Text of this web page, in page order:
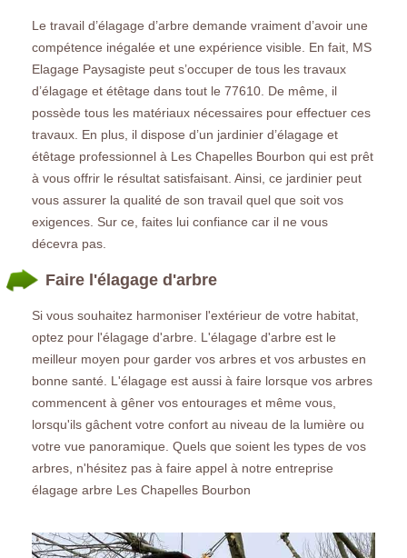
Le travail d’élagage d’arbre demande vraiment d’avoir une
compétence inégalée et une expérience visible. En fait, MS
Elagage Paysagiste peut s’occuper de tous les travaux
d’élagage et étêtage dans tout le 77610. De même, il
possède tous les matériaux nécessaires pour effectuer ces
travaux. En plus, il dispose d’un jardinier d’élagage et
étêtage professionnel à Les Chapelles Bourbon qui est prêt
à vous offrir le résultat satisfaisant. Ainsi, ce jardinier peut
vous assurer la qualité de son travail quel que soit vos
exigences. Sur ce, faites lui confiance car il ne vous
décevra pas.
Faire l'élagage d'arbre
Si vous souhaitez harmoniser l'extérieur de votre habitat,
optez pour l'élagage d'arbre. L'élagage d'arbre est le
meilleur moyen pour garder vos arbres et vos arbustes en
bonne santé. L'élagage est aussi à faire lorsque vos arbres
commencent à gêner vos entourages et même vous,
lorsqu'ils gâchent votre confort au niveau de la lumière ou
votre vue panoramique. Quels que soient les types de vos
arbres, n'hésitez pas à faire appel à notre entreprise
élagage arbre Les Chapelles Bourbon